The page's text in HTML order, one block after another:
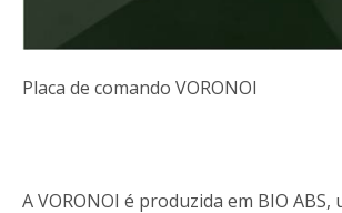
Placa de comando VORONOI
A VORONOI é produzida em BIO